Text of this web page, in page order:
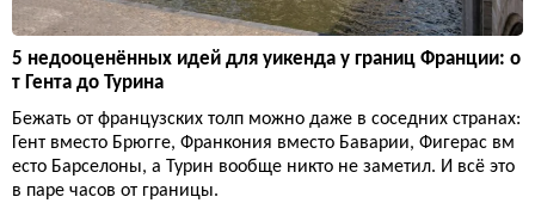
5 недооценённых идей для уикенда у границ Франции: о
т Гента до Турина
Бежать от французских толп можно даже в соседних странах:
Гент вместо Брюгге, Франкония вместо Баварии, Фигерас вм
есто Барселоны, а Турин вообще никто не заметил. И всё это
в паре часов от границы.